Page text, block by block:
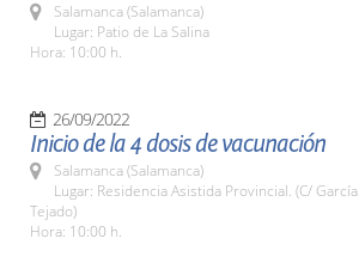
Salamanca (Salamanca)
Lugar: Patio de La Salina
Hora: 10:00 h.
26/09/2022
Inicio de la 4 dosis de vacunación
Salamanca (Salamanca)
Lugar: Residencia Asistida Provincial. (C/ García
Tejado)
Hora: 10:00 h.